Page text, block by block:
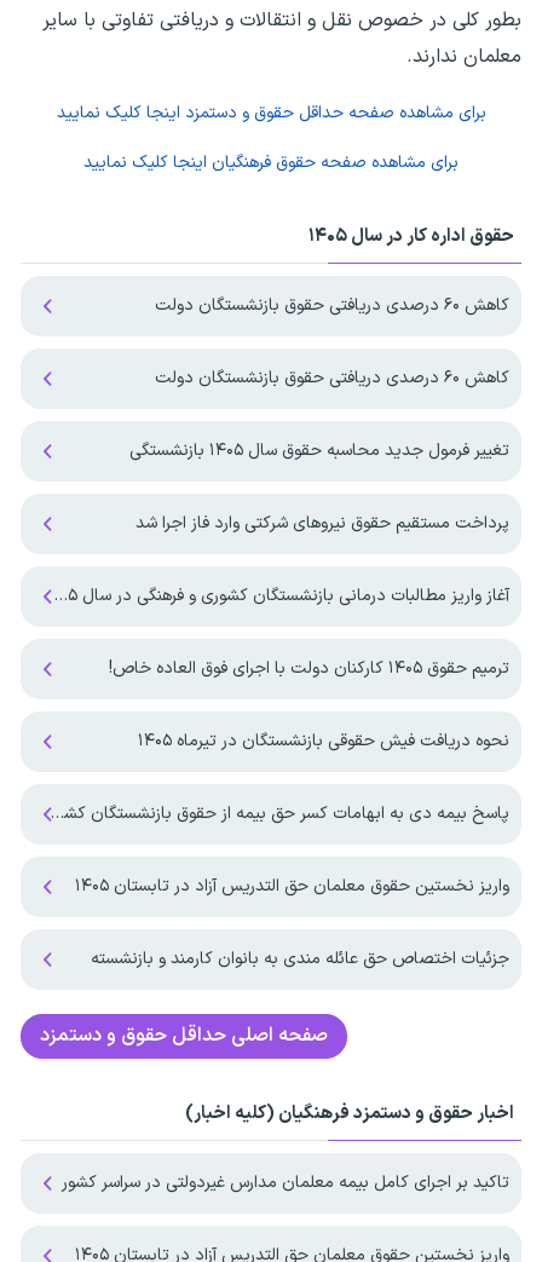
بطور کلی در خصوص نقل و انتقالات و دریافتی تفاوتی با سایر
معلمان ندارند.
برای مشاهده صفحه حداقل حقوق و دستمزد اینجا کلیک نمایید
برای مشاهده صفحه حقوق فرهنگیان اینجا کلیک نمایید
حقوق اداره کار در سال ۱۴۰۵
کاهش ۶۰ درصدی دریافتی حقوق بازنشستگان دولت
کاهش ۶۰ درصدی دریافتی حقوق بازنشستگان دولت
تغییر فرمول جدید محاسبه حقوق سال ۱۴۰۵ بازنشستگی
پرداخت مستقیم حقوق نیروهای شرکتی وارد فاز اجرا شد
آغاز واریز مطالبات درمانی بازنشستگان کشوری و فرهنگی در سال ۱۴۰۵
ترمیم حقوق ۱۴۰۵ کارکنان دولت با اجرای فوق العاده خاص!
نحوه دریافت فیش حقوقی بازنشستگان در تیرماه ۱۴۰۵
پاسخ بیمه دی به ابهامات کسر حق بیمه از حقوق بازنشستگان کشوری
واریز نخستین حقوق معلمان حق التدریس آزاد در تابستان ۱۴۰۵
جزئیات اختصاص حق عائله مندی به بانوان کارمند و بازنشسته
صفحه اصلی حداقل حقوق و دستمزد
اخبار حقوق و دستمزد فرهنگیان (کلیه اخبار)
تاکید بر اجرای کامل بیمه معلمان مدارس غیردولتی در سراسر کشور
واریز نخستین حقوق معلمان حق التدریس آزاد در تابستان ۱۴۰۵